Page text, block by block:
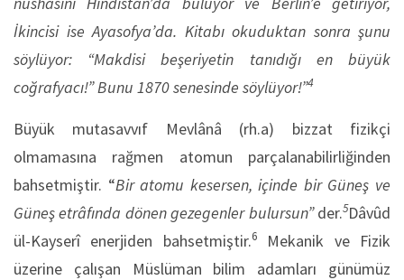
İkincisi ise Ayasofya’da. Kitabı okuduktan sonra şunu
söylüyor: “Makdisi beşeriyetin tanıdığı en büyük
coğrafyacı!” Bunu 1870 senesinde söylüyor!”4
Büyük mutasavvıf Mevlânâ (rh.a) bizzat fizikçi
olmamasına rağmen atomun parçalanabilirliğinden
bahsetmiştir. “Bir atomu kesersen, içinde bir Güneş ve
Güneş etrâfında dönen gezegenler bulursun”der.5Dâvûd
ül-Kayserî enerjiden bahsetmiştir.6
Mekanik ve Fizik
üzerine çalışan Müslüman bilim adamları günümüz